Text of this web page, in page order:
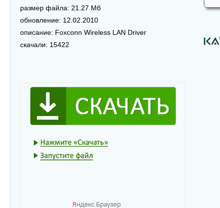
размер файла: 21.27 Мб
обновление: 12.02.2010
описание: Foxconn Wireless LAN Driver
скачали: 15422